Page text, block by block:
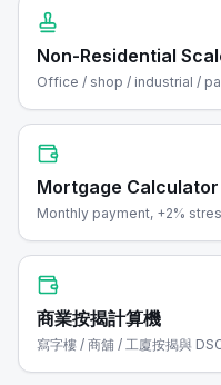
Non-Residential
Office / shop / industrial /
Mortgage
Monthly payment, +2%
商業按揭計算機
寫字樓 / 商舖 / 工廈按揭與